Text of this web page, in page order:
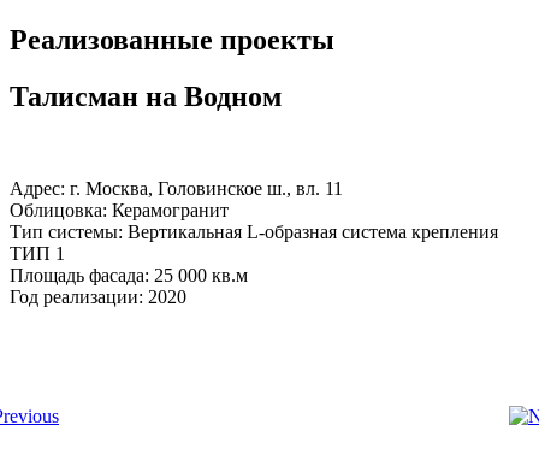
Реализованные проекты
Талисман на Водном
Адрес: г. Москва, Головинское ш., вл. 11
Облицовка: Керамогранит
Тип системы: Вертикальная L-образная система крепления
ТИП 1
Площадь фасада: 25 000 кв.м
Год реализации: 2020